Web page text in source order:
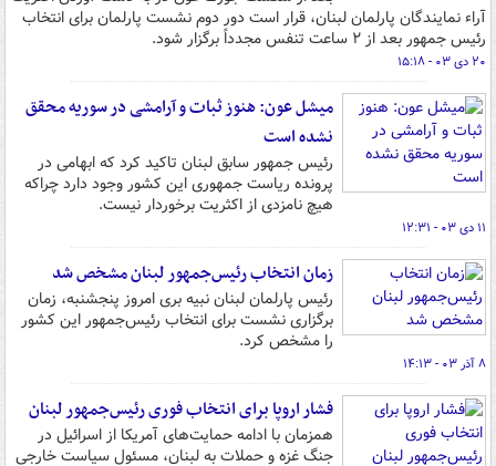
آراء نمایندگان پارلمان لبنان، قرار است دور دوم نشست پارلمان برای انتخاب
رئیس جمهور بعد از ۲ ساعت تنفس مجدداً برگزار شود.
۲۰ دی ۰۳ - ۱۵:۱۸
میشل عون: هنوز ثبات و آرامشی در سوریه محقق
نشده است
رئیس جمهور سابق لبنان تاکید کرد که ابهامی در
پرونده ریاست جمهوری این کشور وجود دارد چراکه
هیچ نامزدی از اکثریت برخوردار نیست.
۱۱ دی ۰۳ - ۱۲:۳۱
زمان انتخاب رئیس‌جمهور لبنان مشخص شد
رئیس پارلمان لبنان نبیه بری امروز پنجشنبه، زمان
برگزاری نشست برای انتخاب رئیس‌جمهور این کشور
را مشخص کرد.
۸ آذر ۰۳ - ۱۴:۱۳
فشار اروپا برای انتخاب فوری رئیس‌جمهور لبنان
همزمان با ادامه حمایت‌های آمریکا از اسرائیل در
جنگ غزه و حملات به لبنان، مسئول سیاست خارجی